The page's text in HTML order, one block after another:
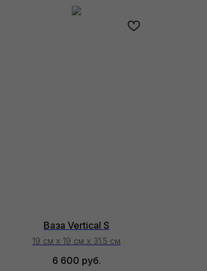
Ваза Vertical S
19 см х 19 см х 31.5 см
6 600 руб.